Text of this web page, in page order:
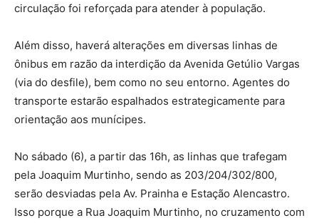
circulação foi reforçada para atender à população.
Além disso, haverá alterações em diversas linhas de
ônibus em razão da interdição da Avenida Getúlio Vargas
(via do desfile), bem como no seu entorno. Agentes do
transporte estarão espalhados estrategicamente para
orientação aos munícipes.
No sábado (6), a partir das 16h, as linhas que trafegam
pela Joaquim Murtinho, sendo as 203/204/302/800,
serão desviadas pela Av. Prainha e Estação Alencastro.
Isso porque a Rua Joaquim Murtinho, no cruzamento com